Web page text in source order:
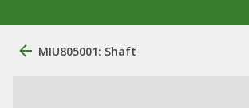
MIU805001: Shaft